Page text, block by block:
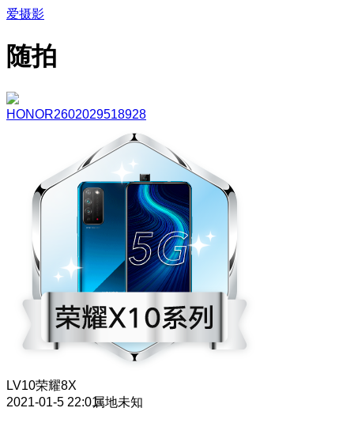
爱摄影
随拍
HONOR2602029518928
LV10荣耀8X
2021-01-5 22:01属地未知